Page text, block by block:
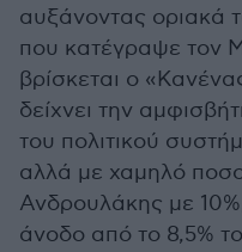
αυξάνοντας οριακά
που κατέγραψε τον
βρίσκεται ο
δείχνει την
του πολιτικού
αλλά με χαμηλό
Ανδρουλάκης με
άνοδο από το 8,5%